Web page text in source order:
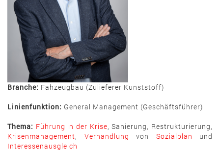
Branche: Fahzeugbau (Zulieferer Kunststoff)
Linienfunktion: General Management (Geschäftsführer)
Thema: Führung in der Krise, Sanierung, Restrukturierung,
Krisenmanagement, Verhandlung von Sozialplan und
Interessenausgleich